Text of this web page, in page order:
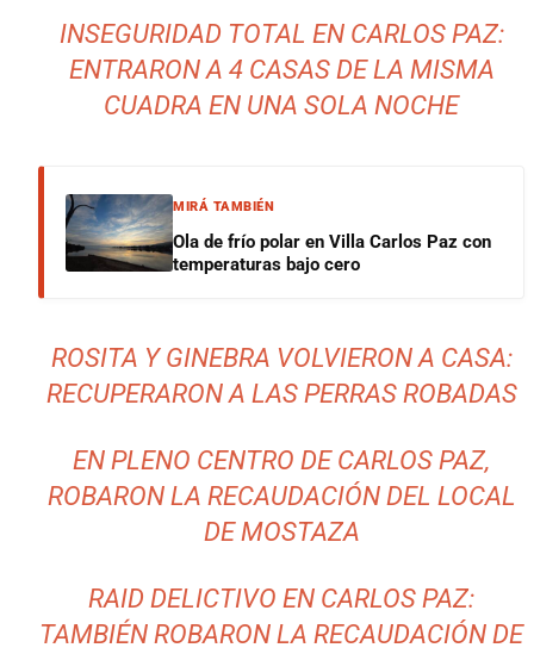
INSEGURIDAD TOTAL EN CARLOS PAZ:
ENTRARON A 4 CASAS DE LA MISMA
CUADRA EN UNA SOLA NOCHE
MIRÁ TAMBIÉN
Ola de frío polar en Villa Carlos Paz con
temperaturas bajo cero
ROSITA Y GINEBRA VOLVIERON A CASA:
RECUPERARON A LAS PERRAS ROBADAS
EN PLENO CENTRO DE CARLOS PAZ,
ROBARON LA RECAUDACIÓN DEL LOCAL
DE MOSTAZA
RAID DELICTIVO EN CARLOS PAZ:
TAMBIÉN ROBARON LA RECAUDACIÓN DE